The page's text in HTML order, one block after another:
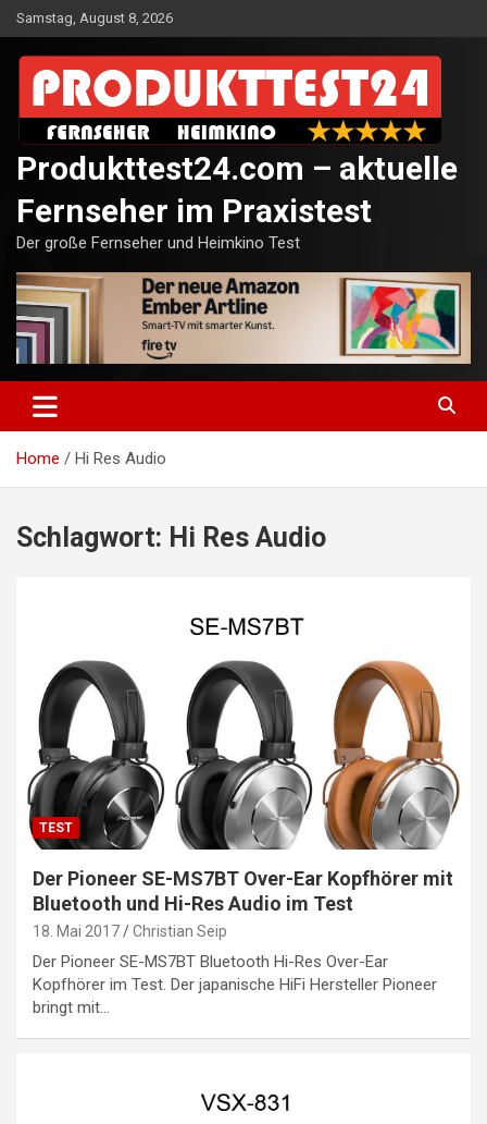
Skip
to
content
Samstag, August 8, 2026
Produkttest24.com – aktuelle
Fernseher im Praxistest
Der große Fernseher und Heimkino Test
Home Hi Res Audio
Schlagwort: Hi Res Audio
TEST
Der Pioneer SE-MS7BT Over-Ear Kopfhörer mit
Bluetooth und Hi-Res Audio im Test
18. Mai 2017 Christian Seip
Der Pioneer SE-MS7BT Bluetooth Hi-Res Over-Ear
Kopfhörer im Test. Der japanische HiFi Hersteller Pioneer
bringt mit…